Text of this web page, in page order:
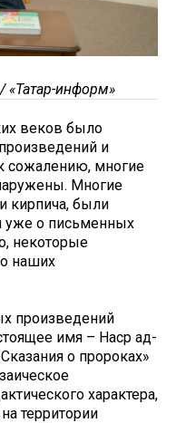
«Татар-информ»
веков было
и
сожалению, многие
Многие
кирпича, были
уже о письменных
некоторые
наших
произведений
имя – Наср ад-
о пророках»
характера,
территории